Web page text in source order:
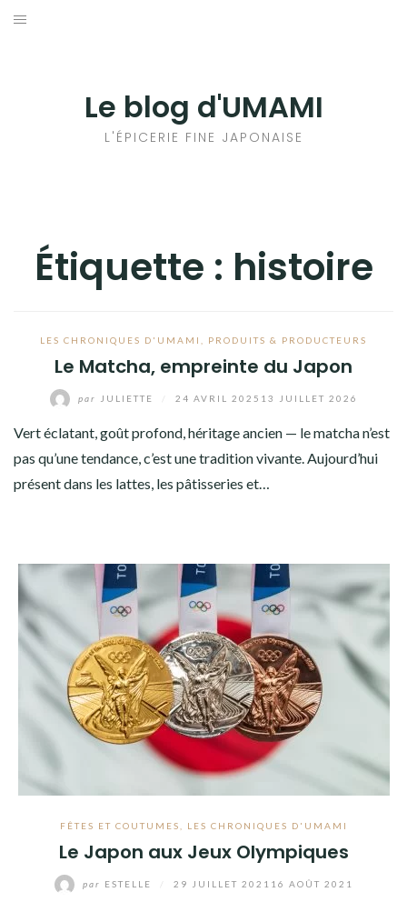
Aller
Le blog d'UMAMI
L'ÉPICERIE FINE JAPONAISE
Étiquette : histoire
LES CHRONIQUES D'UMAMI PRODUITS & PRODUCTEURS
Le Matcha, empreinte du Japon
par JULIETTE 24 AVRIL 2025 13 JUILLET 2026
Vert éclatant, goût profond, héritage ancien — le matcha n’est
pas qu’une tendance, c’est une tradition vivante. Aujourd’hui
présent dans les lattes, les pâtisseries et…
FÊTES ET COUTUMES LES CHRONIQUES D'UMAMI
Le Japon aux Jeux Olympiques
par ESTELLE 29 JUILLET 2021 16 AOÛT 2021